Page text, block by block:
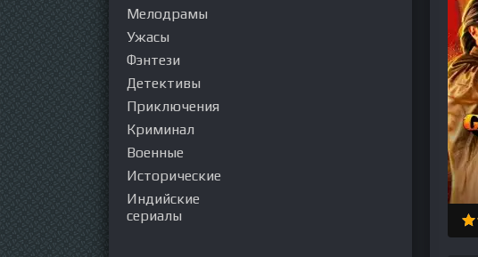
Мелодрамы
Ужасы
Фэнтези
Детективы
Приключения
Криминал
Военные
Исторические
Индийские
сериалы